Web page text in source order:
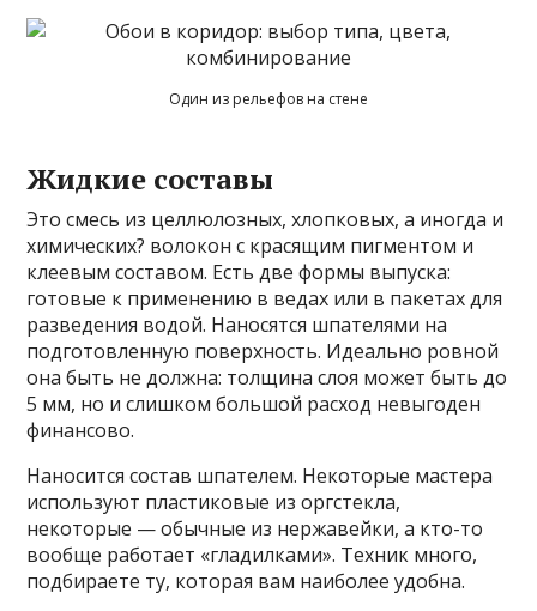
Один из рельефов на стене
Жидкие составы
Это смесь из целлюлозных, хлопковых, а иногда и
химических? волокон с красящим пигментом и
клеевым составом. Есть две формы выпуска:
готовые к применению в ведах или в пакетах для
разведения водой. Наносятся шпателями на
подготовленную поверхность. Идеально ровной
она быть не должна: толщина слоя может быть до
5 мм, но и слишком большой расход невыгоден
финансово.
Наносится состав шпателем. Некоторые мастера
используют пластиковые из оргстекла,
некоторые — обычные из нержавейки, а кто-то
вообще работает «гладилками». Техник много,
подбираете ту, которая вам наиболее удобна.